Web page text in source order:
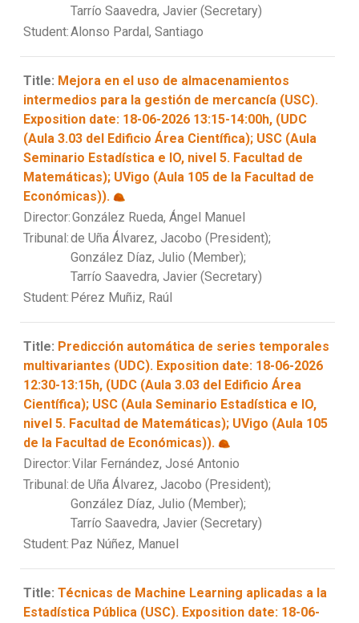
Tarrío Saavedra, Javier (Secretary)
Student:Alonso Pardal, Santiago
Title: Mejora en el uso de almacenamientos
intermedios para la gestión de mercancía (USC).
Exposition date: 18-06-2026 13:15-14:00h, (UDC
(Aula 3.03 del Edificio Área Científica); USC (Aula
Seminario Estadística e IO, nivel 5. Facultad de
Matemáticas); UVigo (Aula 105 de la Facultad de
Económicas)).
Director:González Rueda, Ángel Manuel
Tribunal:de Uña Álvarez, Jacobo (President);
González Díaz, Julio (Member);
Tarrío Saavedra, Javier (Secretary)
Student: Pérez Muñiz, Raúl
Title: Predicción automática de series temporales
multivariantes (UDC). Exposition date: 18-06-2026
12:30-13:15h, (UDC (Aula 3.03 del Edificio Área
Científica); USC (Aula Seminario Estadística e IO,
nivel 5. Facultad de Matemáticas); UVigo (Aula 105
de la Facultad de Económicas)).
Director:Vilar Fernández, José Antonio
Tribunal:de Uña Álvarez, Jacobo (President);
González Díaz, Julio (Member);
Tarrío Saavedra, Javier (Secretary)
Student: Paz Núñez, Manuel
Title: Técnicas de Machine Learning aplicadas a la
Estadística Pública (USC). Exposition date: 18-06-